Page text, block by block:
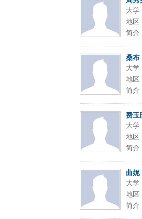
大学
地区
简介
桑布
大学
地区
简介
费玉
大学
地区
简介
曲妮
大学
地区
简介